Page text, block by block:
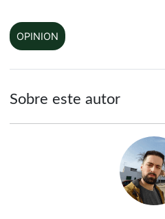
OPINION
Sobre este autor